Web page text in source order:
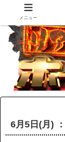
6月5日(月) ：
メニュー